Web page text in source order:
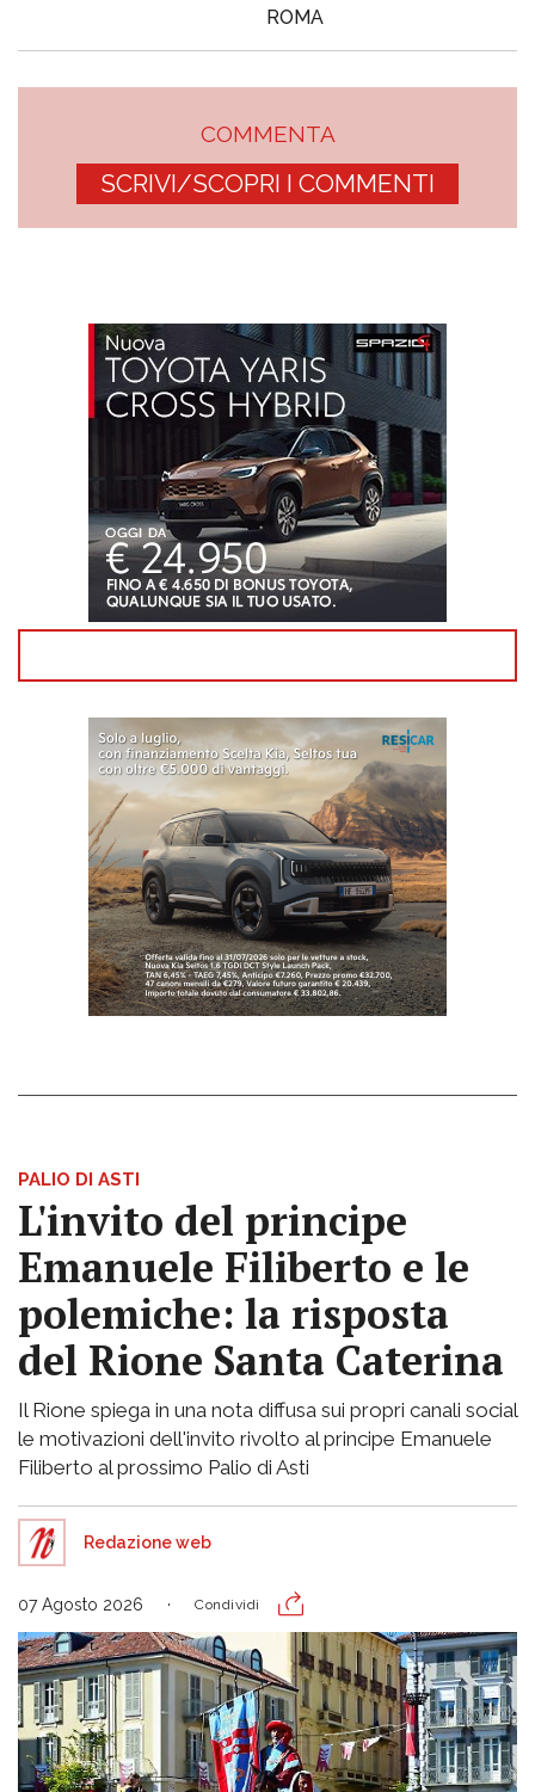
ROMA
COMMENTA
SCRIVI/SCOPRI I COMMENTI
PALIO DI ASTI
L'invito del principe
Emanuele Filiberto e le
polemiche: la risposta
del Rione Santa Caterina
Il Rione spiega in una nota diffusa sui propri canali social
le motivazioni dell'invito rivolto al principe Emanuele
Filiberto al prossimo Palio di Asti
Redazione web
07 Agosto 2026 Condividi